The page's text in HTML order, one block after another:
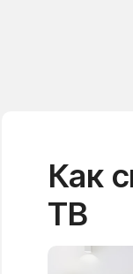
Как
ТВ